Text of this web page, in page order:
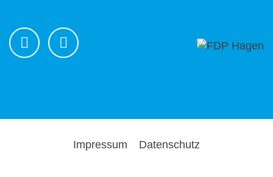
Impressum Datenschutz